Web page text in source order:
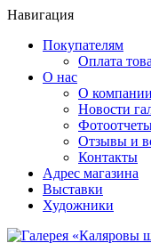
Навигация
Покупателям
Оплата
О нас
О компании
Новости
Отзывы и
Контакты
Адрес магазина
Выставки
Художники